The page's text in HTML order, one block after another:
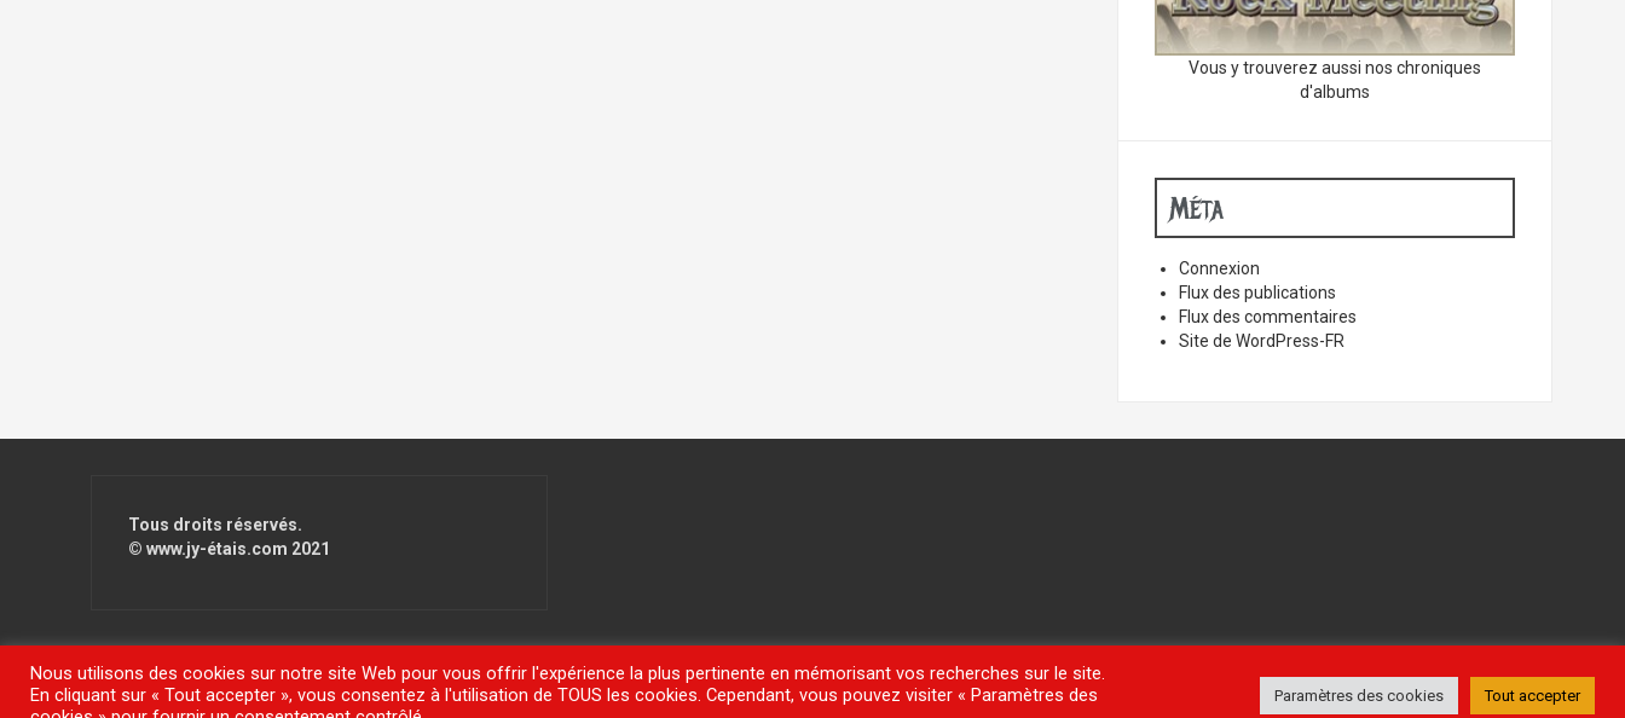
Vous y trouverez aussi nos chroniques
d'albums
Méta
Connexion
Flux des publications
Flux des commentaires
Site de WordPress-FR
Tous droits réservés.
© www.jy-étais.com 2021
Fièrement propulsé par WordPress|Thème FlyMagpar Themeisle
Nous utilisons des cookies sur notre site Web pour vous offrir l'expérience la plus pertinente en mémorisant vos recherches sur le site.
En cliquant sur « Tout accepter », vous consentez à l'utilisation de TOUS les cookies. Cependant, vous pouvez visiter « Paramètres des
Paramètres des cookies Tout accepter